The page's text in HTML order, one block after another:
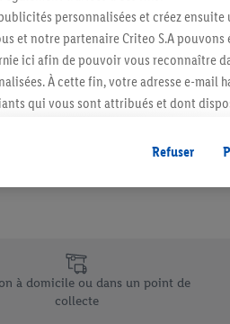
à domicile ou dans un point de
collecte
personnalisées et créez
et notre partenaire Criteo S.A
ici afin de pouvoir vous reconnaître
À cette fin, votre adresse e-mail
qui vous sont attribués et dont
le produit dans un panier d’un
apppareils et plusieurs services
en utilisant votre adresse e-mail
uniquement l’utilisation des
pour toutes les finalités
Refuser